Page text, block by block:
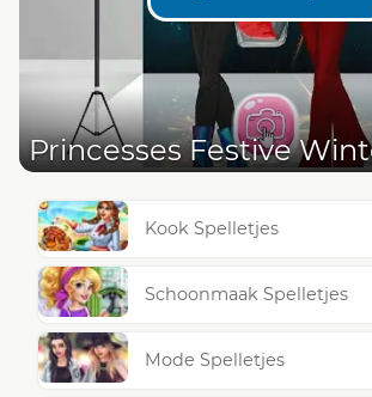
Kook Spelletjes
Schoonmaak Spelletjes
Mode Spelletjes